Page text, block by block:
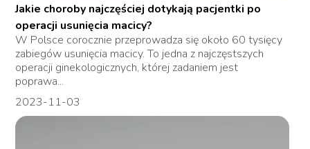
Jakie choroby najczęściej dotykają pacjentki po
operacji usunięcia macicy?
W Polsce corocznie przeprowadza się około 60 tysięcy
zabiegów usunięcia macicy. To jedna z najczęstszych
operacji ginekologicznych, której zadaniem jest
poprawa...
2023-11-03